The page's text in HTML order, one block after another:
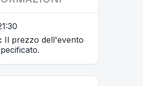
Il prezzo dell'evento